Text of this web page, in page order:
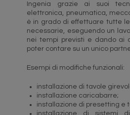
Ingenia grazie ai suoi
elettronica, pneumatica,
è in grado di effettuare tutte
necessarie, eseguendo un
nei tempi previsti e dando ai
poter contare su un unico
Esempi di modifiche funzionali:
installazione di tavole
installazione caricabarre;
installazione di presetting e
installazione di sistemi